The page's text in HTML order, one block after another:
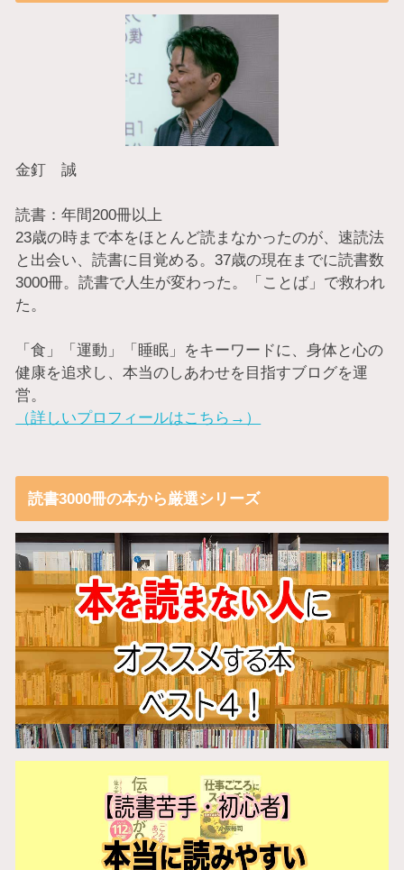
金釘 誠
読書：年間200冊以上
23歳の時まで本をほとんど読まなかったのが、速読法
と出会い、読書に目覚める。37歳の現在までに読書数
3000冊。読書で人生が変わった。「ことば」で救われ
た。
「食」「運動」「睡眠」をキーワードに、身体と心の
健康を追求し、本当のしあわせを目指すブログを運
営。
（詳しいプロフィールはこちら→）
読書3000冊の本から厳選シリーズ